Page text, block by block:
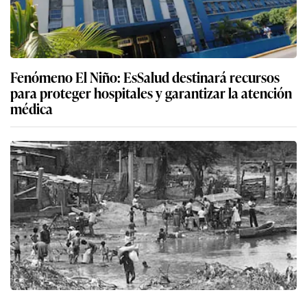
Fenómeno El Niño: EsSalud destinará recursos
para proteger hospitales y garantizar la atención
médica